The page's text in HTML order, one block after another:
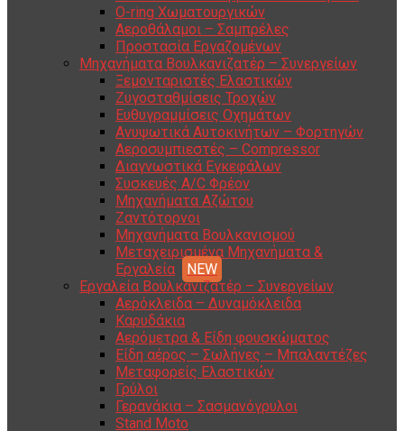
O-ring Χωματουργικών
Αεροθάλαμοι – Σαμπρέλες
Προστασία Εργαζομένων
Μηχανήματα Βουλκανιζατέρ – Συνεργείων
Ξεμονταριστές Ελαστικών
Ζυγοσταθμίσεις Τροχών
Ευθυγραμμίσεις Οχημάτων
Ανυψωτικά Αυτοκινήτων – Φορτηγών
Αεροσυμπιεστές – Compressor
Διαγνωστικά Εγκεφάλων
Συσκευές A/C Φρέον
Μηχανήματα Αζώτου
Ζαντότορνοι
Μηχανήματα Βουλκανισμού
Μεταχειρισμένα Μηχανήματα &
Εργαλεία
Εργαλεία Βουλκανιζατέρ – Συνεργείων
Αερόκλειδα – Δυναμόκλειδα
Καρυδάκια
Αερόμετρα & Είδη φουσκώματος
Είδη αέρος – Σωλήνες – Μπαλαντέζες
Μεταφορείς Ελαστικών
Γρύλοι
Γερανάκια – Σασμανόγρυλοι
Stand Moto